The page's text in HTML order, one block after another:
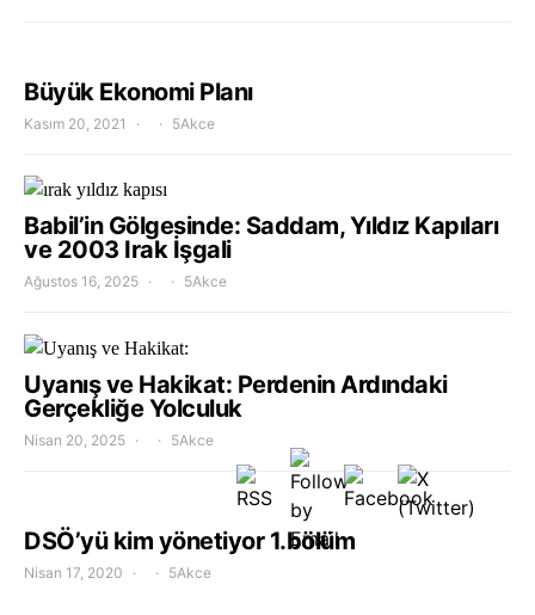
Büyük Ekonomi Planı
Kasım 20, 2021 5Akce
Babil’in Gölgesinde: Saddam, Yıldız Kapıları
ve 2003 Irak İşgali
Ağustos 16, 2025 5Akce
Uyanış ve Hakikat: Perdenin Ardındaki
Gerçekliğe Yolculuk
Nisan 20, 2025 5Akce
DSÖ’yü kim yönetiyor 1.bölüm
Nisan 17, 2020 5Akce